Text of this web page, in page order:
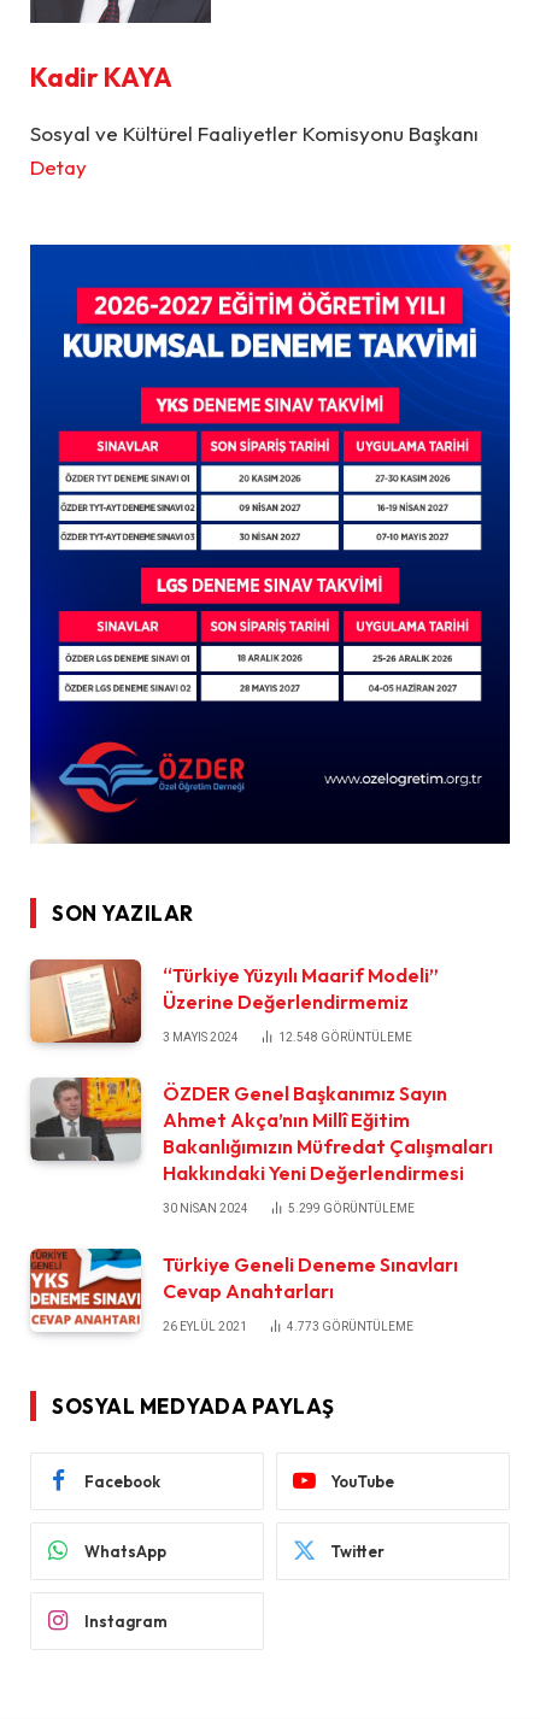
Kadir KAYA
Sosyal ve Kültürel Faaliyetler Komisyonu Başkanı
Detay
SON YAZILAR
“Türkiye Yüzyılı Maarif Modeli”
Üzerine Değerlendirmemiz
3 MAYIS 2024 12.548 GÖRÜNTÜLEME
ÖZDER Genel Başkanımız Sayın
Ahmet Akça’nın Millî Eğitim
Bakanlığımızın Müfredat Çalışmaları
Hakkındaki Yeni Değerlendirmesi
30 NISAN 2024 5.299 GÖRÜNTÜLEME
Türkiye Geneli Deneme Sınavları
Cevap Anahtarları
26 EYLÜL 2021 4.773 GÖRÜNTÜLEME
SOSYAL MEDYADA PAYLAŞ
Facebook YouTube
WhatsApp Twitter
Instagram